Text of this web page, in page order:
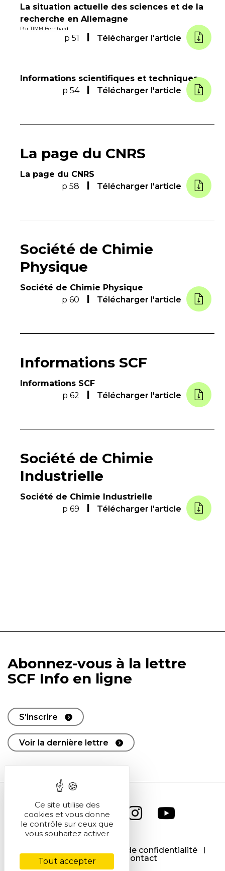
La situation actuelle des sciences et de la
recherche en Allemagne
ParTIMM Bernhard
p 51 Télécharger l'article
Informations scientifiques et techniques
p 54
Télécharger l'article
La page du CNRS
La page du CNRS
p 58
Télécharger l'article
Société de Chimie
Physique
Société de Chimie Physique
p 60
Télécharger l'article
Informations SCF
Informations SCF
p 62
Télécharger l'article
Société de Chimie
Industrielle
Société de Chimie Industrielle
p 69
Télécharger l'article
Abonnez-vous à la lettre
SCF Info en ligne
S'inscrire
Voir la dernière lettre
Politique de confidentialité
Cookies
Contact
Ce site utilise des
cookies et vous donne
le contrôle sur ceux que
vous souhaitez activer
Tout accepter